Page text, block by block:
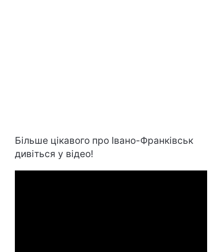
Більше цікавого про Івано-Франківськ
дивіться у відео!